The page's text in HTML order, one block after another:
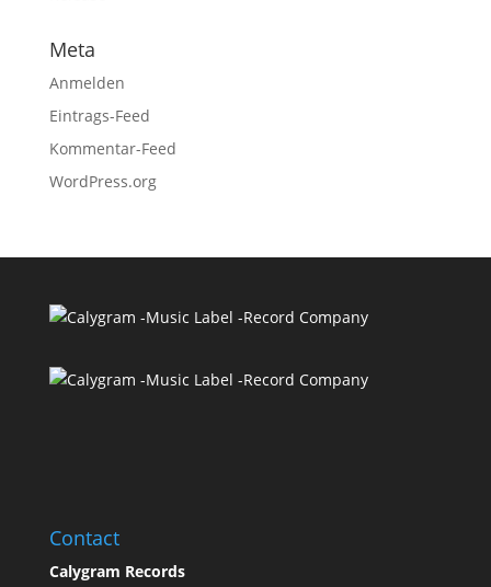
Meta
Anmelden
Eintrags-Feed
Kommentar-Feed
WordPress.org
Contact
Calygram Records